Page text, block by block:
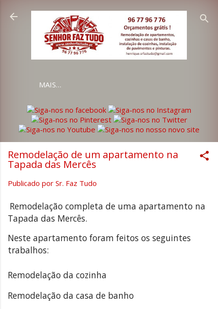
Avançar para o conteúdo principal
MAIS…
Remodelação de um apartamento na
Tapada das Mercês
Publicado por Sr. Faz Tudo
Remodelação completa de uma apartamento na
Tapada das Mercês.
Neste apartamento foram feitos os seguintes
trabalhos:
Remodelação da cozinha
Remodelação da casa de banho